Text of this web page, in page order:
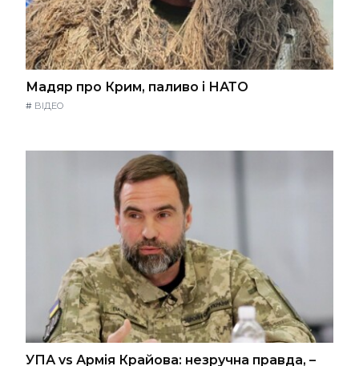
Мадяр про Крим, паливо і НАТО
# ВІДЕО
УПА vs Армія Крайова: незручна правда, –